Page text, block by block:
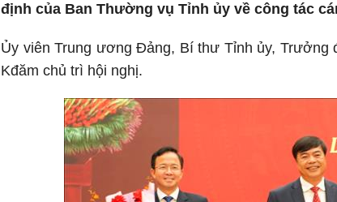
định của Ban Thường vụ Tỉnh ủy về công tác
Ủy viên Trung ương Đảng, Bí thư Tỉnh ủy,
Kđăm chủ trì hội nghị.